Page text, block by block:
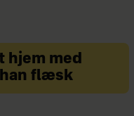
hjem med
flæsk